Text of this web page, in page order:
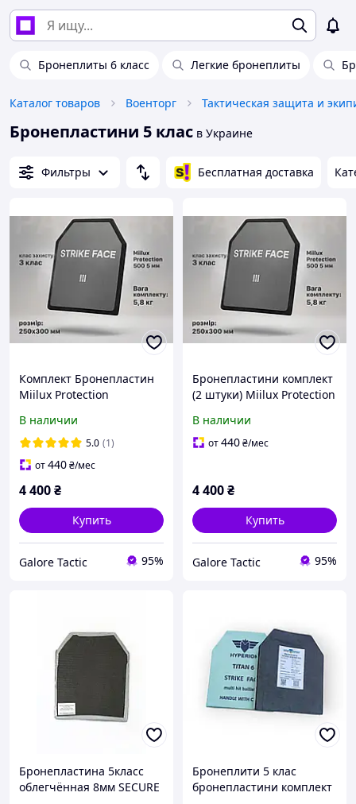
Бронеплиты 6 класс Легкие бронеплиты
Каталог товаров Военторг Тактическая защита и
Бронепластини 5 клас в Украине
Фильтры Бесплатная доставка
Комплект Бронепластин
Miilux Protection
кг) Бронепластини 3 клас
плити для бронежилета 2
штуки
В наличии
5.0 (1)
от440₴/мес
4 400₴
Купить
Galore Tactic 95%
Бронепластини комплект
(2 штуки) Miilux Protection
кг) Бронепластини 3 клас
плити для бронежилета
В наличии
от440₴/мес
4 400₴
Купить
Galore Tactic 95%
Бронепластина 5класс
облегчённая 8мм SECURE
Бронеплити 5 клас
бронепластини комплект